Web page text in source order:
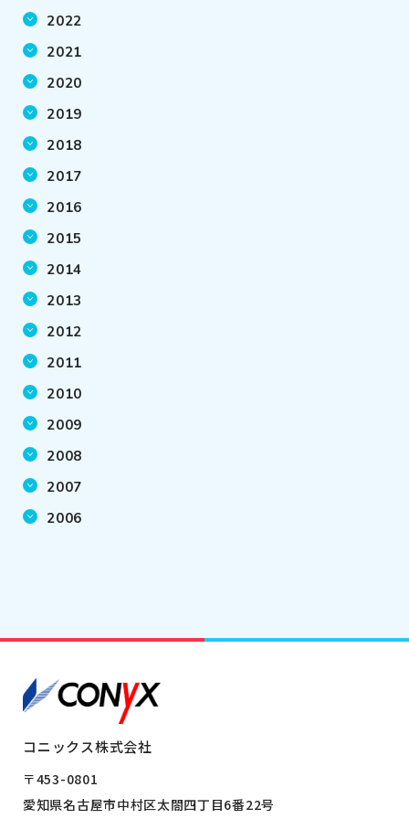
2022
2021
2020
2019
2018
2017
2016
2015
2014
2013
2012
2011
2010
2009
2008
2007
2006
コニックス株式会社
〒453-0801
愛知県名古屋市中村区太閤四丁目6番22号